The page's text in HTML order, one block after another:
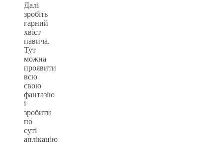
Далі
зробіть
гарний
хвіст
павича.
Тут
можна
проявити
всю
свою
фантазію
і
зробити
по
суті
аплікацію